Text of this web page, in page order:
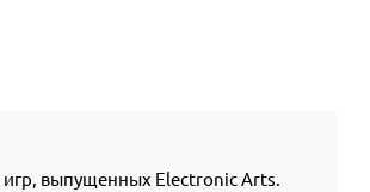
выпущенных Electronic Arts.